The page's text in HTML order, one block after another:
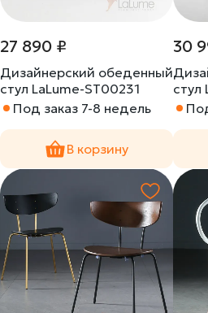
27 890 ₽
Дизайнерский обеденный
стул LaLume-ST00231
Под заказ 7-8 недель
В корзину
30
стул